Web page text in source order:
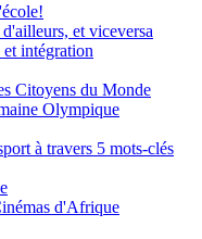
et viceversa
intégration
Citoyens du Monde
Olympique
à travers 5 mots-clés
d'Afrique